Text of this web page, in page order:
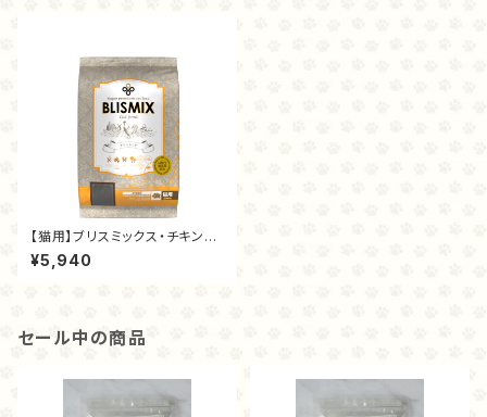
【猫用】ブリスミックス・チキン（2
キロ）
¥5,940
セール中の商品